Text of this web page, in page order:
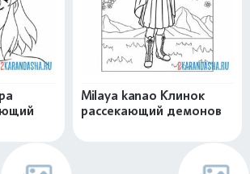
Milaya kanao Клинок
рассекающий демонов